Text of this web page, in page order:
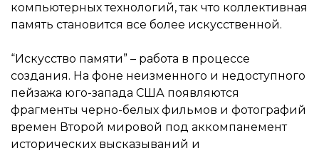
компьютерных технологий, так что коллективная
память становится все более искусственной.
“Искусство памяти” – работа в процессе
создания. На фоне неизменного и недоступного
пейзажа юго-запада США появляются
фрагменты черно-белых фильмов и фотографий
времен Второй мировой под аккомпанемент
исторических высказываний и